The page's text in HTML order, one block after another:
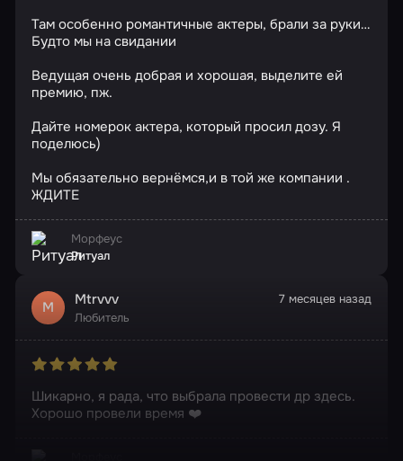
Там особенно романтичные актеры, брали за руки…
Будто мы на свидании
Ведущая очень добрая и хорошая, выделите ей
премию, пж.
Дайте номерок актера, который просил дозу. Я
поделюсь)
Мы обязательно вернёмся,и в той же компании .
ЖДИТЕ
Морфеус
Ритуал
M Mtrvvv
Любитель
7 месяцев назад
Шикарно, я рада, что выбрала провести др здесь.
Хорошо провели время ❤️